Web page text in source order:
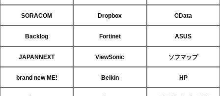
SORACOM Dropbox CData
Backlog Fortinet ASUS
JAPANNEXT ViewSonic ソフマップ
brand new ME! Belkin HP